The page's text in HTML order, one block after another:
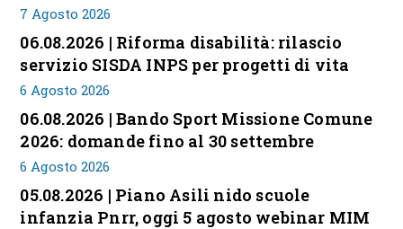
7 Agosto 2026
06.08.2026 | Riforma disabilità: rilascio
servizio SISDA INPS per progetti di vita
6 Agosto 2026
06.08.2026 | Bando Sport Missione Comune
2026: domande fino al 30 settembre
6 Agosto 2026
05.08.2026 | Piano Asili nido scuole
infanzia Pnrr, oggi 5 agosto webinar MIM